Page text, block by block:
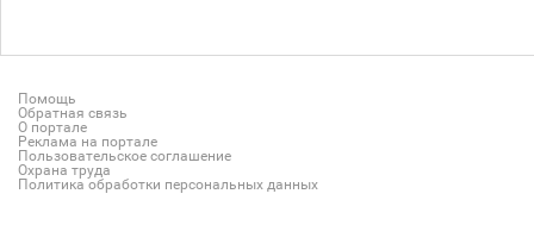
Помощь
Обратная связь
О портале
Реклама на портале
Пользовательское соглашение
Охрана труда
Политика обработки персональных данных